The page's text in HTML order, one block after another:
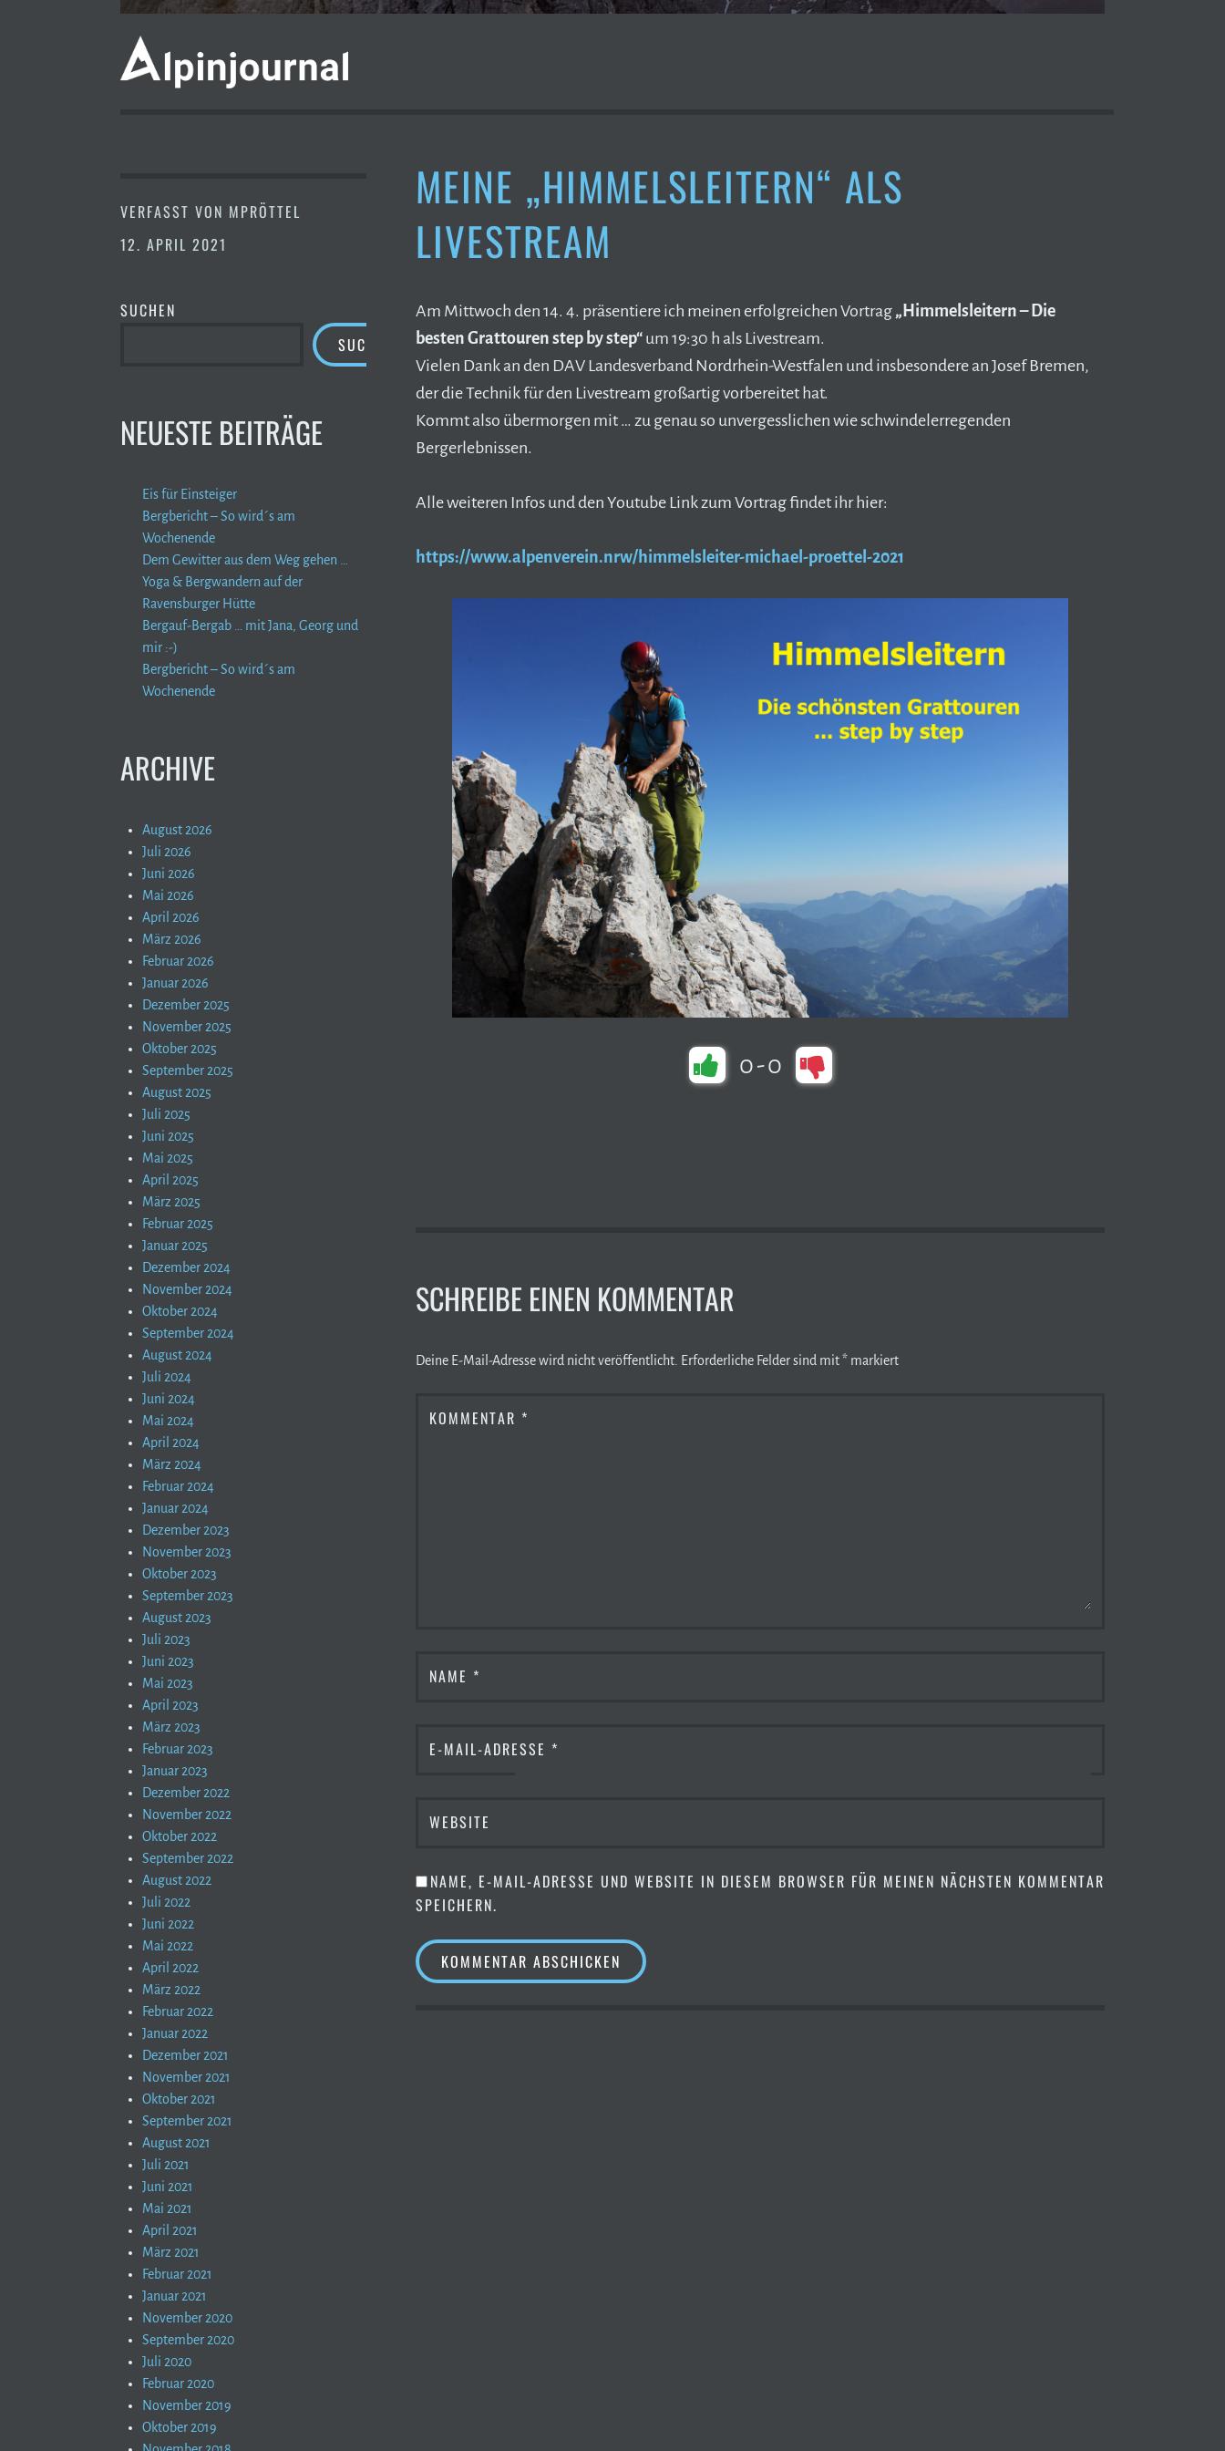
VERFASST VON MPRÖTTEL
12. APRIL 2021
MEINE „HIMMELSLEITERN“ ALS
LIVESTREAM
Am Mittwoch den 14. 4. präsentiere ich meinen erfolgreichen Vortrag „Himmelsleitern – Die
besten Grattouren step by step“ um 19:30 h als Livestream.
Vielen Dank an den DAV Landesverband Nordrhein-Westfalen und insbesondere an Josef Bremen,
der die Technik für den Livestream großartig vorbereitet hat.
Kommt also übermorgen mit … zu genau so unvergesslichen wie schwindelerregenden
Bergerlebnissen.
Alle weiteren Infos und den Youtube Link zum Vortrag findet ihr hier:
https://www.alpenverein.nrw/himmelsleiter-michael-proettel-2021
0-0
SCHREIBE EINEN KOMMENTAR
Deine E-Mail-Adresse wird nicht veröffentlicht. Erforderliche Felder sind mit* markiert
KOMMENTAR *
NAME *
E-MAIL-ADRESSE *
WEBSITE
NAME, E-MAIL-ADRESSE UND WEBSITE IN DIESEM BROWSER FÜR MEINEN NÄCHSTEN KOMMENTAR
SPEICHERN.
SUCHEN
SUCHEN
NEUESTE BEITRÄGE
Eis für Einsteiger
Bergbericht – So wird´s am
Wochenende
Dem Gewitter aus dem Weg gehen …
Yoga & Bergwandern auf der
Ravensburger Hütte
Bergauf-Bergab … mit Jana, Georg und
mir :-)
Bergbericht – So wird´s am
Wochenende
ARCHIVE
August 2026
Juli 2026
Juni 2026
Mai 2026
April 2026
März 2026
Februar 2026
Januar 2026
Dezember 2025
November 2025
Oktober 2025
September 2025
August 2025
Juli 2025
Juni 2025
Mai 2025
April 2025
März 2025
Februar 2025
Januar 2025
Dezember 2024
November 2024
Oktober 2024
September 2024
August 2024
Juli 2024
Juni 2024
Mai 2024
April 2024
März 2024
Februar 2024
Januar 2024
Dezember 2023
November 2023
Oktober 2023
September 2023
August 2023
Juli 2023
Juni 2023
Mai 2023
April 2023
März 2023
Februar 2023
Januar 2023
Dezember 2022
November 2022
Oktober 2022
September 2022
August 2022
Juli 2022
Juni 2022
Mai 2022
April 2022
März 2022
Februar 2022
Januar 2022
Dezember 2021
November 2021
Oktober 2021
September 2021
August 2021
Juli 2021
Juni 2021
Mai 2021
April 2021
März 2021
Februar 2021
Januar 2021
November 2020
September 2020
Juli 2020
Februar 2020
November 2019
Oktober 2019